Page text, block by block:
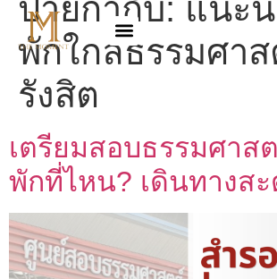
ป้ายกำกับ: แนะ
พักใกล้ธรรมศา
รังสิต
เตรียมสอบธรรมศาส
พักที่ไหน? เดินทางส